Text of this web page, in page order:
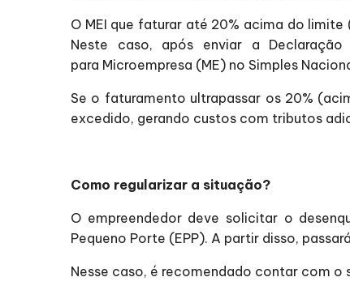
O MEI que faturar até 20% acima do
Neste caso, após enviar a
para Microempresa (ME) no Simples
Se o faturamento ultrapassar os 20%
excedido, gerando custos com tributos
Como regularizar a situação?
O empreendedor deve solicitar o
Pequeno Porte (EPP). A partir disso,
Nesse caso, é recomendado contar com